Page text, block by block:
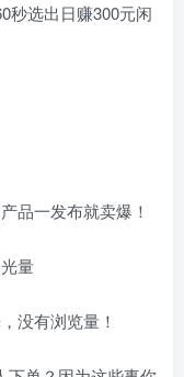
秒选出日赚300元闲
品一发布就卖爆！
量
没有浏览量！